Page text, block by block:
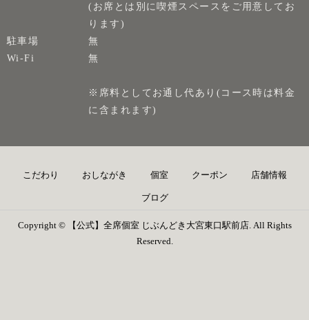
(お席とは別に喫煙スペースをご用意してお
ります)
駐車場
無
Wi-Fi
無
※席料としてお通し代あり(コース時は料金
に含まれます)
こだわり おしながき 個室 クーポン 店舗情報
ブログ
Copyright © 【公式】全席個室 じぶんどき大宮東口駅前店. All Rights
Reserved.